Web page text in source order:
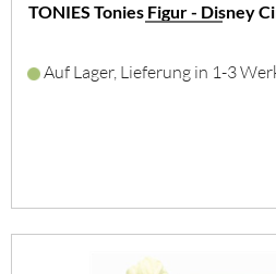
TONIES Tonies Figur - Disney
Auf Lager, Lieferung in 1-3